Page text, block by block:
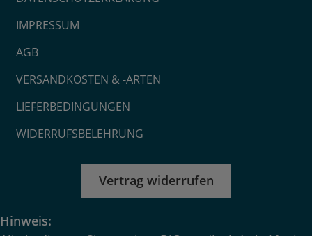
IMPRESSUM
AGB
VERSANDKOSTEN & -ARTEN
LIEFERBEDINGUNGEN
WIDERRUFSBELEHRUNG
Vertrag widerrufen
Hinweis: